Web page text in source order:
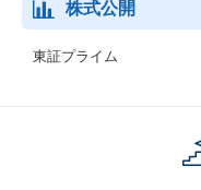
株式公開
東証プライム